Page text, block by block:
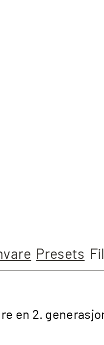
Presets
en 2.